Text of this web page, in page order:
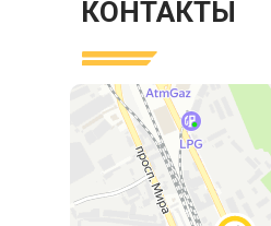
КОНТАКТЫ